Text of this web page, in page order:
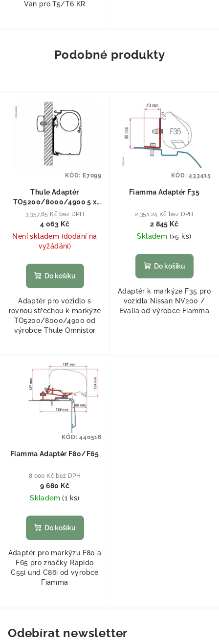
Van pro T5/T6 KR
Podobné produkty
Thule Adaptér
TO5200/8000/4900 5 x
75cm
3 357,85 Kč bez DPH
4 063 Kč
Není skladem (dodání na
vyžádání)
Do košíku
Adaptér pro vozidlo s
rovnou střechou k markýze
TO5200/8000/4900 od
výrobce Thule Omnistor
KÓD: E7099
Fiamma Adaptér F35
2 351,24 Kč bez DPH
2 845 Kč
Skladem (>5 ks)
Do košíku
Adaptér k markýze F35 pro
vozidla Nissan NV200 /
Evalia od výrobce Fiamma
KÓD:433415
Fiamma Adaptér F80/F65
8 000 Kč bez DPH
9 680 Kč
Skladem(1 ks)
Do košíku
Adaptér pro markýzu F80 a
F65 pro značky Rapido
C55i und C86i od výrobce
Fiamma
KÓD:440516
Odebírat newsletter